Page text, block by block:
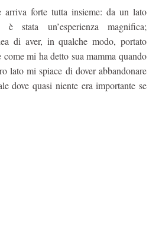
arriva forte tutta insieme: da un lato
stata un’esperienza magnifica;
di aver, in qualche modo, portato
mi ha detto sua mamma quando
lato mi spiace di dover abbandonare
dove quasi niente era importante se